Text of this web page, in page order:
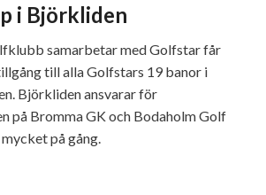
i Björkliden
samarbetar med Golfstar får
till alla Golfstars 19 banor i
Björkliden ansvarar för
på Bromma GK och Bodaholm Golf
på gång.